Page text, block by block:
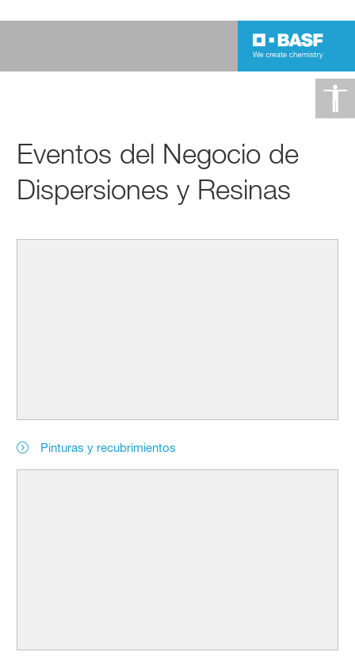
Eventos del Negocio de
Dispersiones y Resinas
Pinturas y recubrimientos